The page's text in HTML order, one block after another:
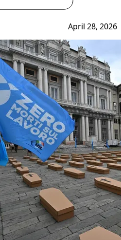
April 28, 2026